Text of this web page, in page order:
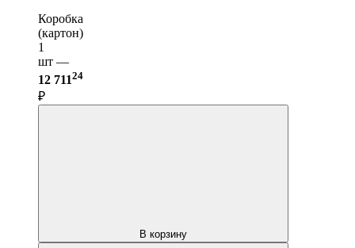
Коробка
(картон)
1
шт —
12 71124
₽
В корзину